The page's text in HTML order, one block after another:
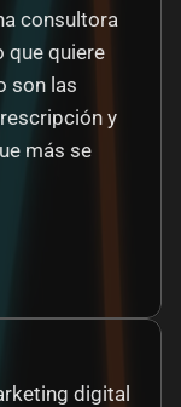
consultora
que quiere
son las
y
más se
digital